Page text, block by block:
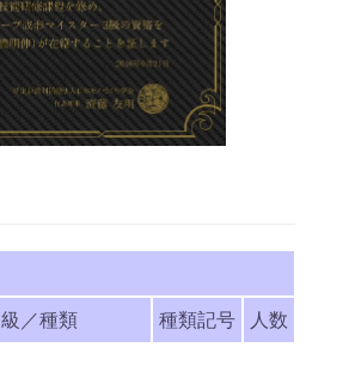
級／種類 種類記号
人数